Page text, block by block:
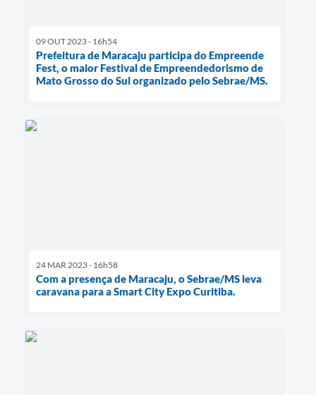
09 OUT 2023 - 16h54
Prefeitura de Maracaju participa do Empreende
Fest, o maior Festival de Empreendedorismo de
Mato Grosso do Sul organizado pelo Sebrae/MS.
24 MAR 2023 - 16h58
Com a presença de Maracaju, o Sebrae/MS leva
caravana para a Smart City Expo Curitiba.